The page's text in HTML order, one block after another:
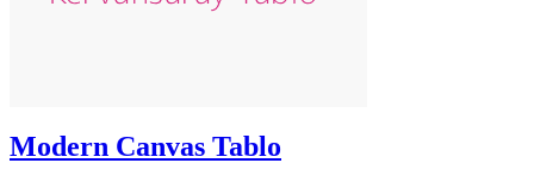
Modern Canvas Tablo